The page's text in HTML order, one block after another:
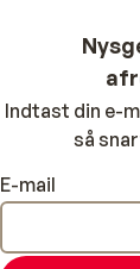
Indtast din e-
så
E-mail